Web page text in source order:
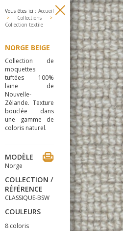
Vous êtes ici : Accueil
>
Collections
>
Collection textile
NORGE BEIGE
Collection de
moquettes
tuftées 100%
laine de
Nouvelle-
Zélande. Texture
bouclée dans
une gamme de
coloris naturel.
MODÈLE
Norge
COLLECTION /
RÉFÉRENCE
CLASSIQUE-BSW
COULEURS
8 coloris